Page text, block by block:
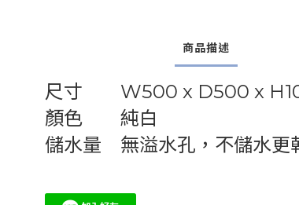
商品描述
尺寸
W500 x D500 x
顏色
純白
儲水量
無溢水孔，不儲水更